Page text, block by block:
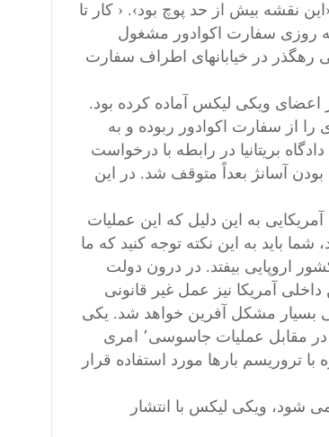
نقشه بیش از حد پوچ بود›. ‹ کار تا
روزی سفارت اکوادور مشغول
رهگذر در خیابانهای اطراف سفارت
ویکی لیکس آماده کرده بود.
را از سفارت اکوادور ربوده و به
بریتانیا در رابطه با درخواست
بودن آسانژ بعداً متوقف شد. در این
به این دلیل که این عملیات
باید به این نکته توجه کنید که ما
اروپایی بیفتد. در درون دولت
آمریکا نیز عمل غیر قانونی
بسیار مشکل آفرین خواهد شد. یکی
از خبر رسانان در این رابطه میگوید که استفاده از سازمان سیا برای جاسوسی در مقابل عملیات جاسوسی٬ امری
تروریسم بارها مورد استفاده قرار
‌شود، ویکی لیکس با انتشار